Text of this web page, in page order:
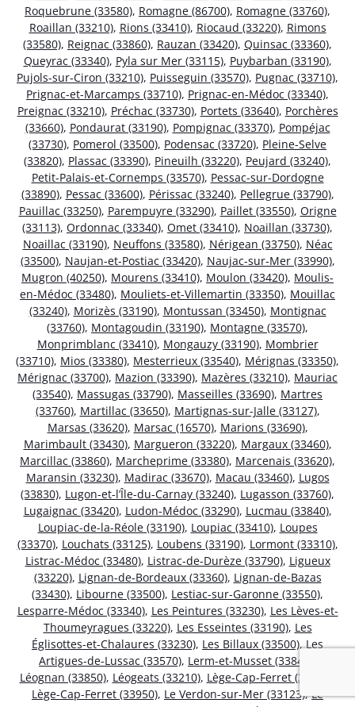
Roquebrune (33580), Romagne (86700), Romagne (33760),
Roaillan (33210), Rions (33410), Riocaud (33220), Rimons
(33580), Reignac (33860), Rauzan (33420), Quinsac (33360),
Queyrac (33340), Pyla sur Mer (33115), Puybarban (33190),
Pujols-sur-Ciron (33210), Puisseguin (33570), Pugnac (33710),
Prignac-et-Marcamps (33710), Prignac-en-Médoc (33340),
Preignac (33210), Préchac (33730), Portets (33640), Porchères
(33660), Pondaurat (33190), Pompignac (33370), Pompéjac
(33730), Pomerol (33500), Podensac (33720), Pleine-Selve
(33820), Plassac (33390), Pineuilh (33220), Peujard (33240),
Petit-Palais-et-Cornemps (33570), Pessac-sur-Dordogne
(33890), Pessac (33600), Périssac (33240), Pellegrue (33790),
Pauillac (33250), Parempuyre (33290), Paillet (33550), Origne
(33113), Ordonnac (33340), Omet (33410), Noaillan (33730),
Noaillac (33190), Neuffons (33580), Nérigean (33750), Néac
(33500), Naujan-et-Postiac (33420), Naujac-sur-Mer (33990),
Mugron (40250), Mourens (33410), Moulon (33420), Moulis-
en-Médoc (33480), Mouliets-et-Villemartin (33350), Mouillac
(33240), Morizès (33190), Montussan (33450), Montignac
(33760), Montagoudin (33190), Montagne (33570),
Monprimblanc (33410), Mongauzy (33190), Mombrier
(33710), Mios (33380), Mesterrieux (33540), Mérignas (33350),
Mérignac (33700), Mazion (33390), Mazères (33210), Mauriac
(33540), Massugas (33790), Masseilles (33690), Martres
(33760), Martillac (33650), Martignas-sur-Jalle (33127),
Marsas (33620), Marsac (16570), Marions (33690),
Marimbault (33430), Margueron (33220), Margaux (33460),
Marcillac (33860), Marcheprime (33380), Marcenais (33620),
Maransin (33230), Madirac (33670), Macau (33460), Lugos
(33830), Lugon-et-l’Île-du-Carnay (33240), Lugasson (33760),
Lugaignac (33420), Ludon-Médoc (33290), Lucmau (33840),
Loupiac-de-la-Réole (33190), Loupiac (33410), Loupes
(33370), Louchats (33125), Loubens (33190), Lormont (33310),
Listrac-Médoc (33480), Listrac-de-Durèze (33790), Ligueux
(33220), Lignan-de-Bordeaux (33360), Lignan-de-Bazas
(33430), Libourne (33500), Lestiac-sur-Garonne (33550),
Lesparre-Médoc (33340), Les Peintures (33230), Les Lèves-et-
Thoumeyragues (33220), Les Esseintes (33190), Les
Églisottes-et-Chalaures (33230), Les Billaux (33500),Les
Artigues-de-Lussac (33570), Lerm-et-Musset (33840)
Léognan (33850), Léogeats (33210), Lège-Cap-Ferret (33970)
Lège-Cap-Ferret (33950), Le Verdon-sur-Mer (33123),Le